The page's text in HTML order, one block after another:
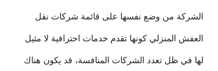
الشركة من وضع نفسها على قائمة شركات نقل
العفش المنزلي كونها تقدم خدمات احترافية لا مثيل
لها في ظل تعدد الشركات المنافسة، قد يكون هناك